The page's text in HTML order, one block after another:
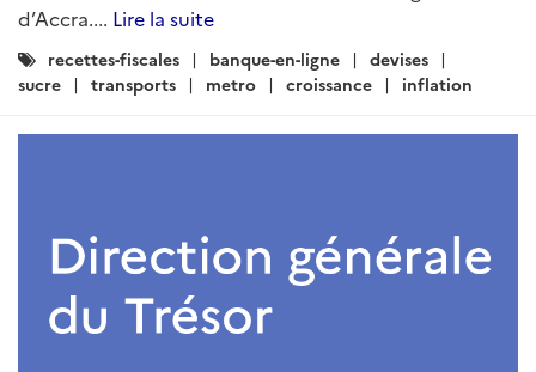
d’Accra.... Lire la suite
Catégories
:
recettes-fiscales banque-en-ligne
devises
sucre
transports metro croissance inflation